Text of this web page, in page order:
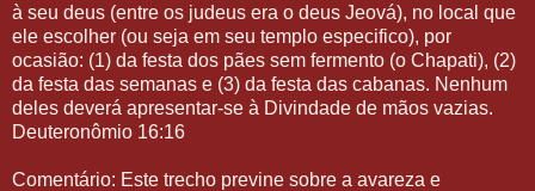
à seu deus (entre os judeus era o deus Jeová), no local que
ele escolher (ou seja em seu templo especifico), por
ocasião: (1) da festa dos pães sem fermento (o Chapati), (2)
da festa das semanas e (3) da festa das cabanas. Nenhum
deles deverá apresentar-se à Divindade de mãos vazias.
Deuteronômio 16:16
Comentário: Este trecho previne sobre a avareza e